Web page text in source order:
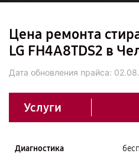
Цена ремонта
LG FH4A8TDS2 в
Дата обновления прайса:
Услуги
Диагностика